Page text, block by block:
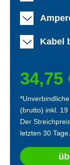
Kabel
34,75
(brutto) inkl. 19
Der
letzten 30 Tage.